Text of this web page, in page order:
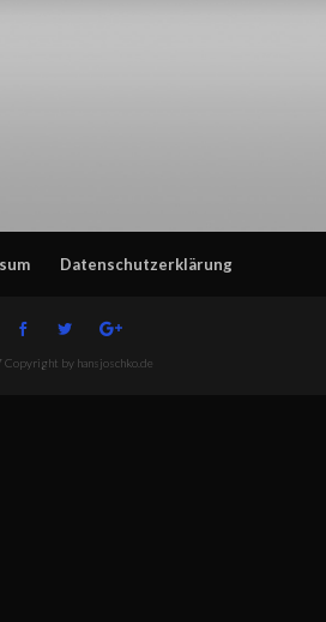
Datenschutzerklärung
by hansjoschko.de